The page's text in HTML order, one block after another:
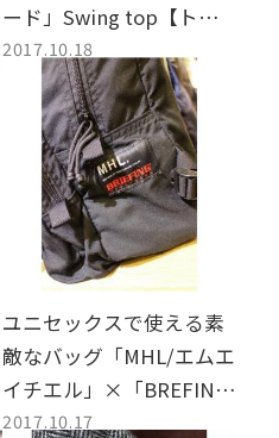
ード」Swing top【トレ
ファクスタイル仙川メン
ズ館】
2017.10.18
ユニセックスで使える素
敵なバッグ「MHL/エムエ
イチエル」×「BREFIN
G/ブリーフィング」【ト
2017.10.17